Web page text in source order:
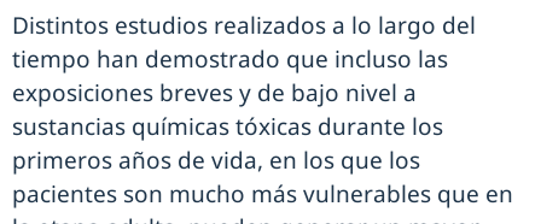
Distintos estudios realizados a lo largo del
tiempo han demostrado que incluso las
exposiciones breves y de bajo nivel a
sustancias químicas tóxicas durante los
primeros años de vida, en los que los
pacientes son mucho más vulnerables que en